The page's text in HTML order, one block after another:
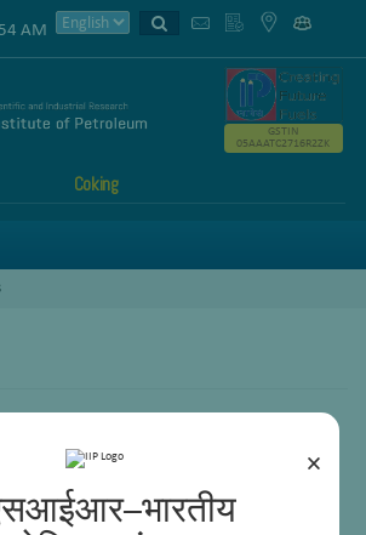
×
AM
Coking
GSTIN
05AAATC2716R2ZK